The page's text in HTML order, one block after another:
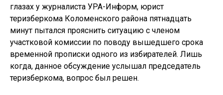
глазах у журналиста УРА-Информ, юрист
теризберкома Коломенского района пятнадцать
минут пытался прояснить ситуацию с членом
участковой комиссии по поводу вышедшего срока
временной прописки одного из избирателей. Лишь
когда, данное обсуждение услышал председатель
теризберкома, вопрос был решен.